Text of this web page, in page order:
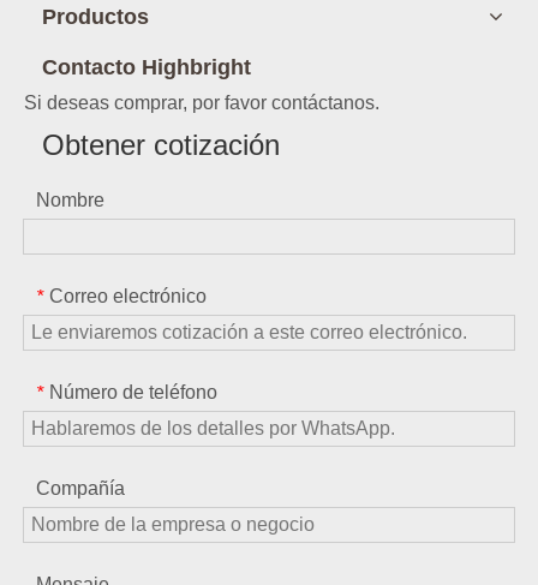
Productos
Contacto Highbright
Si deseas comprar, por favor contáctanos.
Obtener cotización
Nombre
* Correo electrónico
* Número de teléfono
Compañía